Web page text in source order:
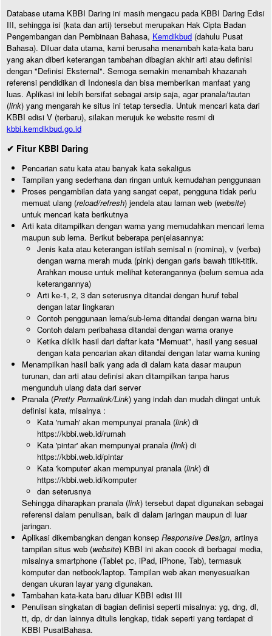
Database utama KBBI Daring ini masih mengacu pada KBBI Daring Edisi
III, sehingga isi (kata dan arti) tersebut merupakan Hak Cipta Badan
Pengembangan dan Pembinaan Bahasa, Kemdikbud (dahulu Pusat
Bahasa). Diluar data utama, kami berusaha menambah kata-kata baru
yang akan diberi keterangan tambahan dibagian akhir arti atau definisi
dengan "Definisi Eksternal". Semoga semakin menambah khazanah
referensi pendidikan di Indonesia dan bisa memberikan manfaat yang
luas. Aplikasi ini lebih bersifat sebagai arsip saja, agar pranala/tautan
(link) yang mengarah ke situs ini tetap tersedia. Untuk mencari kata dari
KBBI edisi V (terbaru), silakan merujuk ke website resmi di
kbbi.kemdikbud.go.id
✔ Fitur KBBI Daring
Pencarian satu kata atau banyak kata sekaligus
Tampilan yang sederhana dan ringan untuk kemudahan penggunaan
Proses pengambilan data yang sangat cepat, pengguna tidak perlu
memuat ulang (reload/refresh) jendela atau laman web (website)
untuk mencari kata berikutnya
Arti kata ditampilkan dengan warna yang memudahkan mencari lema
maupun sub lema. Berikut beberapa penjelasannya:
Jenis kata atau keterangan istilah semisal n (nomina), v (verba)
dengan warna merah muda (pink) dengan garis bawah titik-titik.
Arahkan mouse untuk melihat keterangannya (belum semua ada
keterangannya)
Arti ke-1, 2, 3 dan seterusnya ditandai dengan huruf tebal
dengan latar lingkaran
Contoh penggunaan lema/sub-lema ditandai dengan warna biru
Contoh dalam peribahasa ditandai dengan warna oranye
Ketika diklik hasil dari daftar kata "Memuat", hasil yang sesuai
dengan kata pencarian akan ditandai dengan latar warna kuning
Menampilkan hasil baik yang ada di dalam kata dasar maupun
turunan, dan arti atau definisi akan ditampilkan tanpa harus
mengunduh ulang data dari server
Pranala (Pretty Permalink/Link) yang indah dan mudah diingat untuk
definisi kata, misalnya :
Kata 'rumah' akan mempunyai pranala (link) di
https://kbbi.web.id/rumah
Kata 'pintar' akan mempunyai pranala (link) di
https://kbbi.web.id/pintar
Kata 'komputer' akan mempunyai pranala (link) di
https://kbbi.web.id/komputer
dan seterusnya
Sehingga diharapkan pranala (link) tersebut dapat digunakan sebagai
referensi dalam penulisan, baik di dalam jaringan maupun di luar
jaringan.
Aplikasi dikembangkan dengan konsep Responsive Design, artinya
tampilan situs web (website) KBBI ini akan cocok di berbagai media,
misalnya smartphone (Tablet pc, iPad, iPhone, Tab), termasuk
komputer dan netbook/laptop. Tampilan web akan menyesuaikan
dengan ukuran layar yang digunakan.
Tambahan kata-kata baru diluar KBBI edisi III
Penulisan singkatan di bagian definisi seperti misalnya: yg, dng, dl,
tt, dp, dr dan lainnya ditulis lengkap, tidak seperti yang terdapat di
KBBI PusatBahasa.